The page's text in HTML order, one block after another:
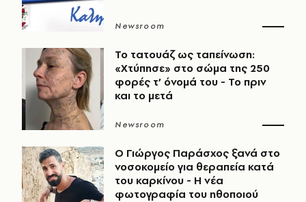
Newsroom
Το τατουάζ ως ταπείνωση:
«Χτύπησε» στο σώμα της 250
φορές τ’ όνομά του - Το πριν
και το μετά
Newsroom
O Γιώργος Παράσχος ξανά στο
νοσοκομείο για θεραπεία κατά
του καρκίνου - Η νέα
φωτογραφία του ηθοποιού